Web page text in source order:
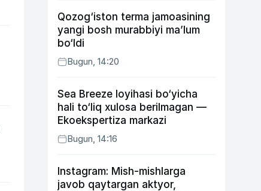
Qozog‘iston terma jamoasining
yangi bosh murabbiyi ma’lum
bo‘ldi
Bugun, 14:20
Sea Breeze loyihasi bo‘yicha
hali to‘liq xulosa berilmagan —
Ekoekspertiza markazi
Bugun, 14:16
Instagram: Mish-mishlarga
javob qaytargan aktyor,